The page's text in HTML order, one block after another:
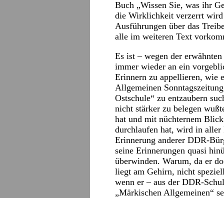
Buch „Wissen Sie, was ihr
die Wirklichkeit verzerrt
Ausführungen über das
alle im weiteren Text
Es ist – wegen der
immer wieder an ein
Erinnern zu appellieren, wie
Allgemeinen
Ostschule“ zu entzaubern
nicht stärker zu belegen
hat und mit nüchternem
durchlaufen hat, wird in
Erinnerung anderer DDR-
seine Erinnerungen quasi
überwinden. Warum, da er
liegt am Gehirn, nicht
wenn er – aus der DDR-
„Märkischen Allgemeinen“